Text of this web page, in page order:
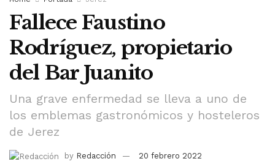
Fallece Faustino
Rodríguez, propietario
del Bar Juanito
Una grave enfermedad se lleva a uno de
los emblemas gastronómicos y hosteleros
de Jerez
by Redacción
20 febrero 2022